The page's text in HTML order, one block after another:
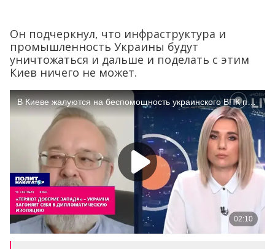
Он подчеркнул, что инфраструктура и
промышленность Украины будут
уничтожаться и дальше и поделать с этим
Киев ничего не может.